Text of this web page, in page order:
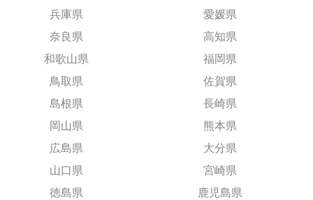
兵庫県
奈良県
和歌山県
鳥取県
島根県
岡山県
広島県
山口県
徳島県
愛媛県
高知県
福岡県
佐賀県
長崎県
熊本県
大分県
宮崎県
鹿児島県